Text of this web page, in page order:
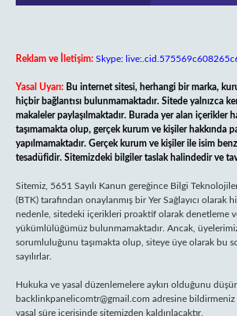
Reklam ve İletişim: Skype:
Yasal Uyarı: Bu internet sitesi, herhangi bir marka,
hiçbir bağlantısı bulunmamaktadır. Sitede yalnızca
makaleler paylaşılmaktadır. Burada yer alan içerikler
taşımamakta olup, gerçek kurum ve kişiler hakkında
yapılmamaktadır. Gerçek kurum ve kişiler ile isim
tesadüfidir. Sitemizdeki bilgiler taslak halindedir ve
Sitemiz, 5651 Sayılı Kanun gereğince Bilgi
(BTK) tarafından onaylanmış bir Yer Sağlayıcı olarak
nedenle, sitedeki içerikleri proaktif olarak denetleme
yükümlülüğümüz bulunmamaktadır. Ancak,
sorumluluğunu taşımakta olup, siteye üye olarak bu
sayılırlar.
Hukuka ve yasal düzenlemelere aykırı olduğunu
backlinkpanelicomtr@gmail.com adresine
yasal süre içerisinde sitemizden kaldırılacaktır.